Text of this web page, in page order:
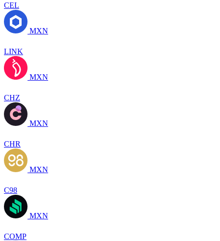
CEL
MXN
LINK
MXN
CHZ
MXN
CHR
MXN
C98
MXN
COMP